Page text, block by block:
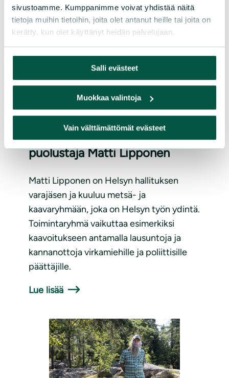
sivustoamme. Kumppanimme voivat yhdistää näitä
tietoja muihin tietoihin, joita olet antanut heille tai joita on
kerätty, kun olet käyttänyt heidän palvelujaan.
Salli evästeet
Muokkaa valintoja
Vain välttämättömät evästeet
05.09.2025
Aktiivit esiin: luonto- ja
kulttuuriympäristöjen
puolustaja Matti Lipponen
Matti Lipponen on Helsyn hallituksen
varajäsen ja kuuluu metsä- ja
kaavaryhmään, joka on Helsyn työn ydintä.
Toimintaryhmä vaikuttaa esimerkiksi
kaavoitukseen antamalla lausuntoja ja
kannanottoja virkamiehille ja poliittisille
päättäjille.
Lue lisää